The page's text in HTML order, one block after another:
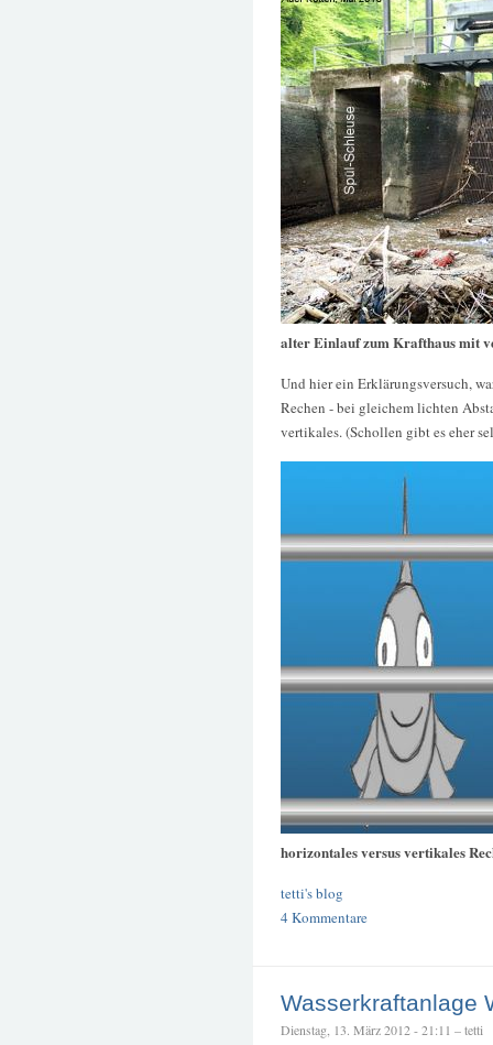
alter Einlauf zum Krafthaus mit
Und hier ein Erklärungsversuch,
Rechen - bei gleichem lichten
vertikales. (Schollen gibt es eher
horizontales versus vertikales
tetti's blog
4 Kommentare
Wasserkraftanlage
Dienstag, 13. März 2012 - 21:11 – tetti